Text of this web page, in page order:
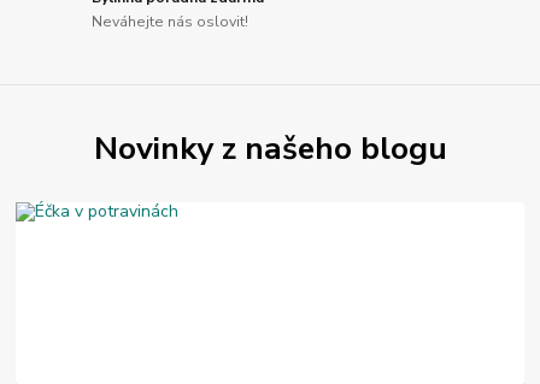
Neváhejte nás oslovit!
Novinky z našeho blogu